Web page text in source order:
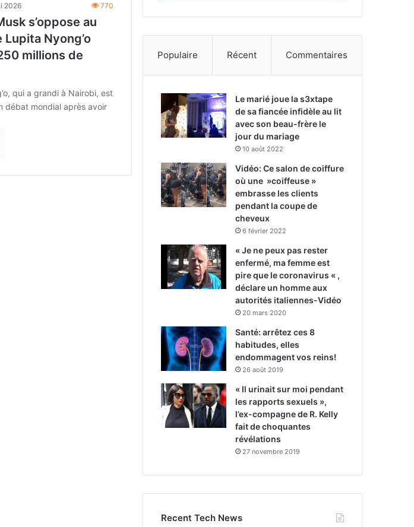
2026 770
s’oppose au
Lupita Nyong’o
millions de
qui a grandi à Nairobi, est
débat mondial après avoir
Populaire Récent Commentaires
Le marié joue la s3xtape
de sa fiancée infidèle au lit
avec son beau-frère le
jour du mariage
10 août 2022
Vidéo: Ce salon de coiffure
où une »coiffeuse »
embrasse les clients
pendant la coupe de
cheveux
6 février 2022
« Je ne peux pas rester
enfermé, ma femme est
pire que le coronavirus « ,
déclare un homme aux
autorités italiennes-Vidéo
20 mars 2020
Santé: arrêtez ces 8
habitudes, elles
endommagent vos reins!
26 août 2019
« Il urinait sur moi pendant
les rapports sexuels »,
l’ex-compagne de R. Kelly
fait de choquantes
révélations
27 novembre 2019
Recent Tech News